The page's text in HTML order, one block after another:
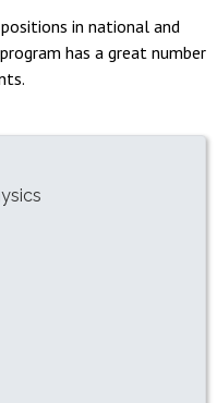
in national and
has a great number